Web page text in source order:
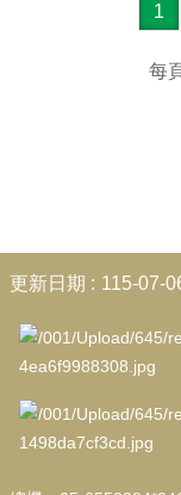
1
每
更新日期
115-07-